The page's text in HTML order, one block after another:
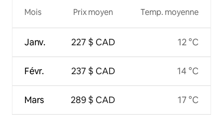
Mois
Janv.
Févr.
Mars
Prix moyen
227 $ CAD
237 $ CAD
289 $ CAD
Temp. moyenne
12 °C
14 °C
17 °C